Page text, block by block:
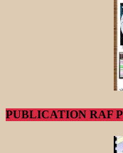
PUBLICATION RAF